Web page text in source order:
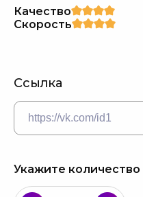
Качество
Скорость
Ссылка
Укажите количество